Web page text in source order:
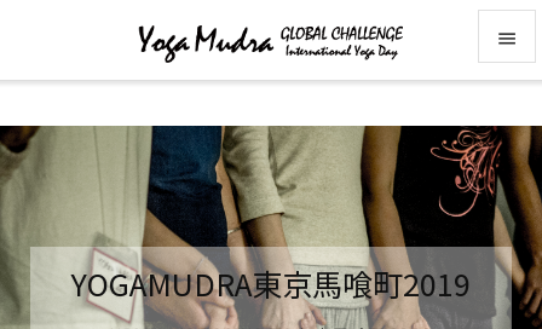



前へ

次へ

検索
YOGAMUDRA東京馬喰町2019